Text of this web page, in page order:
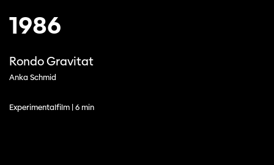
1986
Rondo Gravitat
Anka Schmid
Experimentalfilm | 6 min